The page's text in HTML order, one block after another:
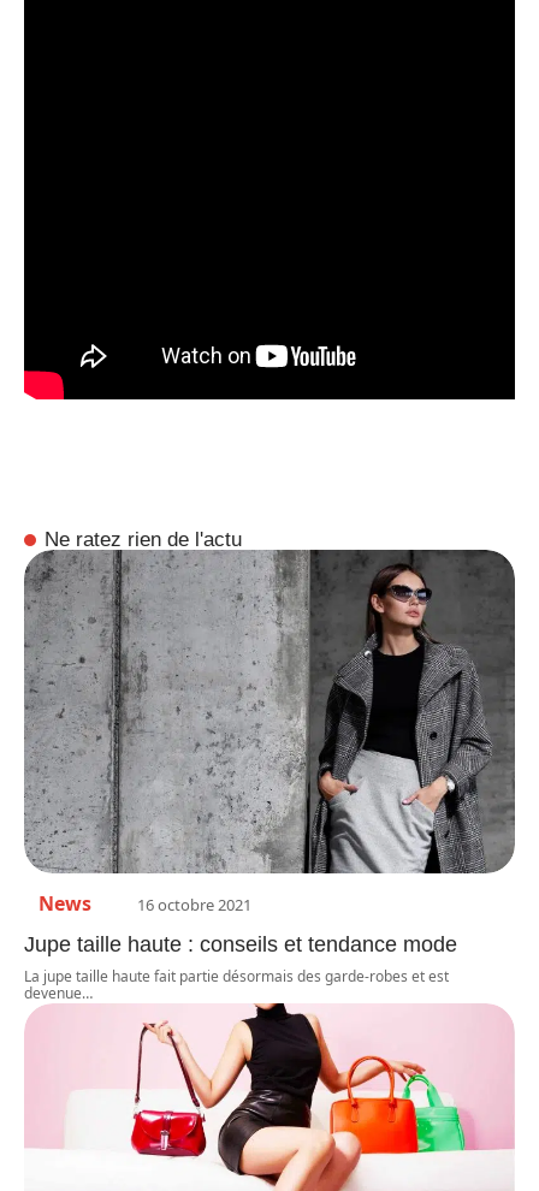
Ne ratez rien de l'actu
News 16 octobre 2021
Jupe taille haute : conseils et tendance mode
La jupe taille haute fait partie désormais des garde-robes et est
devenue…